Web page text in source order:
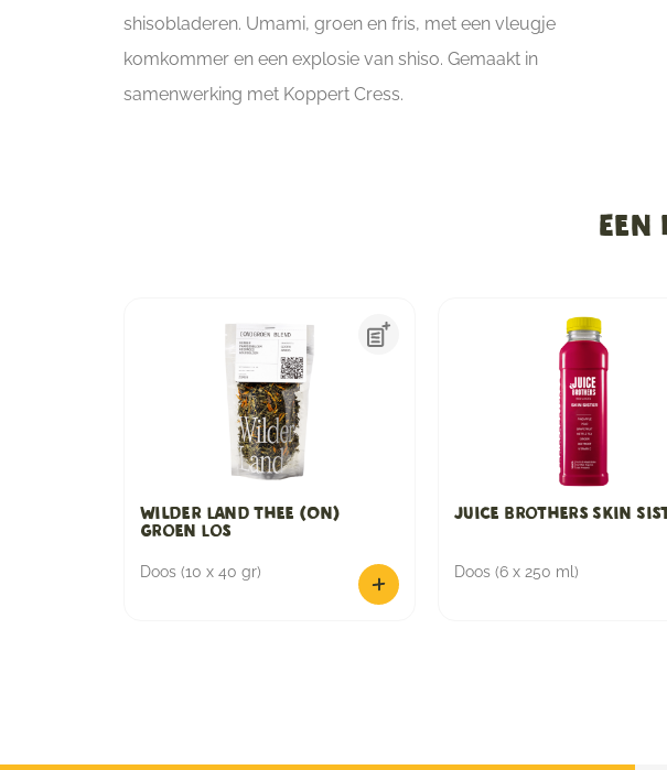
shisobladeren. Umami, groen en fris, met een vleugje
komkommer en een explosie van shiso. Gemaakt in
samenwerking met Koppert Cress.
Een
Wilder Land Thee (On)
Groen Los
Doos (10 x 40 gr)
Juice Brothers Skin
Doos (6 x 250 ml)